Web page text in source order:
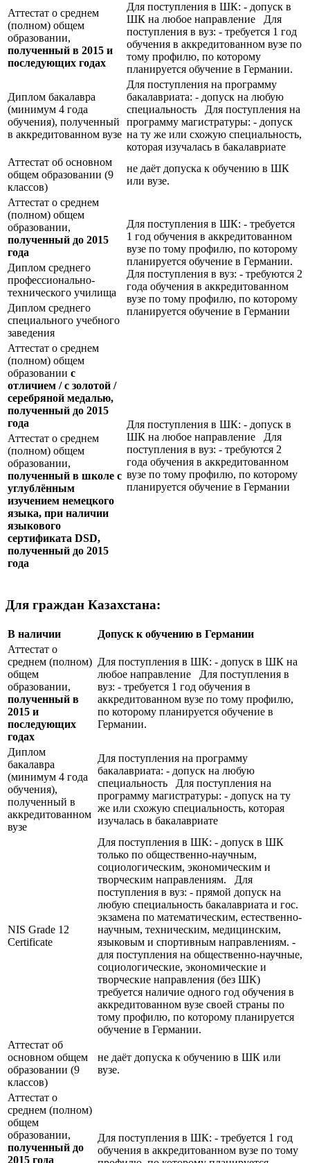
Аттестат о среднем
(полном) общем
образовании,
полученный в 2015 и
последующих годах
Для поступления в ШК: - допуск в
ШК на любое направление Для
поступления в вуз: - требуется 1 год
обучения в аккредитованном вузе по
тому профилю, по которому
планируется обучение в Германии.
Диплом бакалавра
(минимум 4 года
обучения), полученный
в аккредитованном вузе
Для поступления на программу
бакалавриата: - допуск на любую
специальность Для поступления на
программу магистратуры: - допуск
на ту же или схожую специальность,
которая изучалась в бакалавриате
Аттестат об основном
общем образовании (9
классов)
не даёт допуска к обучению в ШК
или вузе.
Аттестат о среднем
(полном) общем
образовании,
полученный до 2015
года
Для поступления в ШК: - требуется
1 год обучения в аккредитованном
вузе по тому профилю, по которому
планируется обучение в Германии.
Для поступления в вуз: - требуются 2
года обучения в аккредитованном
вузе по тому профилю, по которому
планируется обучение в Германии
Диплом среднего
профессионально-
технического училища
Диплом среднего
специального учебного
заведения
Аттестат о среднем
(полном) общем
образовании с
отличием / с золотой /
серебряной медалью,
полученный до 2015
года
Для поступления в ШК: - допуск в
ШК на любое направление Для
поступления в вуз: - требуются 2
года обучения в аккредитованном
вузе по тому профилю, по которому
планируется обучение в Германии
Аттестат о среднем
(полном) общем
образовании,
полученный в школе с
углублённым
изучением немецкого
языка, при наличии
языкового
сертификата DSD,
полученный до 2015
года
Для граждан Казахстана:
В наличии
Допуск к обучению в Германии
Аттестат о
среднем (полном)
общем
образовании,
полученный в
2015 и
последующих
годах
Для поступления в ШК: - допуск в ШК на
любое направление Для поступления в
вуз: - требуется 1 год обучения в
аккредитованном вузе по тому профилю,
по которому планируется обучение в
Германии.
Диплом
бакалавра
(минимум 4 года
обучения),
полученный в
аккредитованном
вузе
Для поступления на программу
бакалавриата: - допуск на любую
специальность Для поступления на
программу магистратуры: - допуск на ту
же или схожую специальность, которая
изучалась в бакалавриате
NIS Grade 12
Certificate
Для поступления в ШК: - допуск в ШК
только по общественно-научным,
социологическим, экономическим и
творческим направлениям. Для
поступления в вуз: - прямой допуск на
любую специальность бакалавриата и гос.
экзамена по математическим, естественно-
научным, техническим, медицинским,
языковым и спортивным направлениям. -
для поступления на общественно-научные,
социологические, экономические и
творческие направления (без ШК)
требуется наличие одного год обучения в
аккредитованном вузе своей страны по
тому профилю, по которому планируется
обучение в Германии.
Аттестат об
основном общем
образовании (9
классов)
не даёт допуска к обучению в ШК или
вузе.
Аттестат о
среднем (полном)
общем
образовании,
полученный до
2015 года
Для поступления в ШК: - требуется 1 год
обучения в аккредитованном вузе по тому